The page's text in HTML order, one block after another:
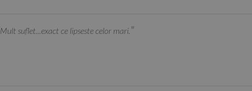
Mult suflet...exact ce lipseste celor mari.